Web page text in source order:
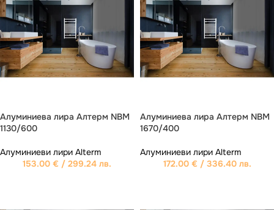
Алуминиева лира Aлтерм NBM
1130/600
Алуминиеви лири Alterm
153.00 € / 299.24 лв.
Алуминиева лира Aлтерм NBM
1670/400
Алуминиеви лири Alterm
172.00 € / 336.40 лв.